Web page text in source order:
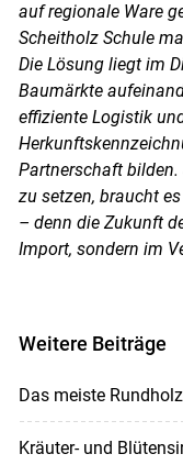
auf regionale Ware
Scheitholz Schule
Die Lösung liegt im
Baumärkte
effiziente Logistik
Partnerschaft
zu setzen, braucht
– denn die Zukunft
Import, sondern im
Weitere Beiträge
Das meiste
Kräuter- und